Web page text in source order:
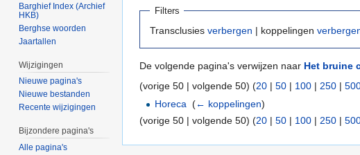
Filters
Transclusies verbergen | koppelingen
De volgende pagina's verwijzen naar Het bruine
(vorige 50 | volgende 50) (20 | 50 | 100 | 250 |
Horeca ‎(← koppelingen)
(vorige 50 | volgende 50) (20 | 50 | 100 | 250 |
Barghief Index (Archief
HKB)
Berghse woorden
Jaartallen
Wijzigingen
Nieuwe pagina's
Nieuwe bestanden
Recente wijzigingen
Bijzondere pagina's
Alle pagina's